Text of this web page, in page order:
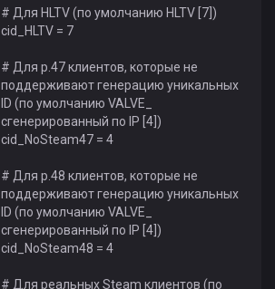
# Для HLTV (по умолчанию HLTV [7])
cid_HLTV = 7
# Для p.47 клиентов, которые не
поддерживают генерацию уникальных
ID (по умолчанию VALVE_
сгенерированный по IP [4])
cid_NoSteam47 = 4
# Для p.48 клиентов, которые не
поддерживают генерацию уникальных
ID (по умолчанию VALVE_
сгенерированный по IP [4])
cid_NoSteam48 = 4
# Для реальных Steam клиентов (по